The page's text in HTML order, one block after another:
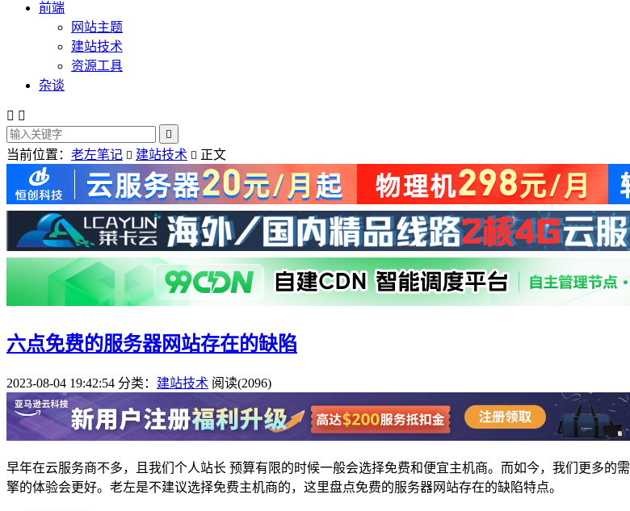
前端
网站主题
建站技术
资源工具
杂谈
 

当前位置： 老左笔记  建站技术  正文
六点免费的服务器网站存在的缺陷
2023-08-04 19:42:54 分类： 建站技术 阅读(2096)
早年在云服务商不多，且我们个人站长 预算有限的时候一般会选择免费和便宜主机商。而如今，我们更多的
擎的体验会更好。老左是不建议选择免费主机商的，这里盘点免费的服务器网站存在的缺陷特点。